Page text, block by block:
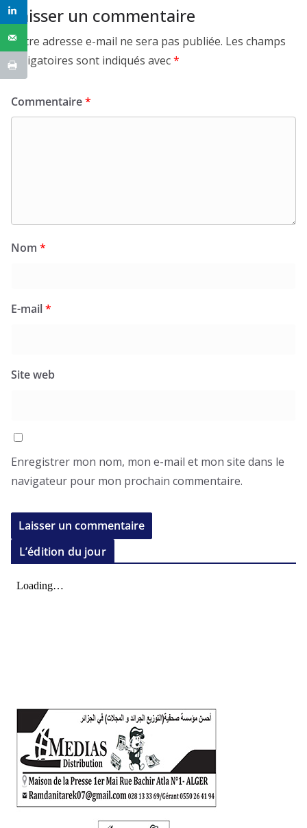
Laisser un commentaire
Votre adresse e-mail ne sera pas publiée. Les champs
obligatoires sont indiqués avec*
Commentaire*
Nom *
E-mail*
Site web
Enregistrer mon nom, mon e-mail et mon site dans le
navigateur pour mon prochain commentaire.
L’édition du jour